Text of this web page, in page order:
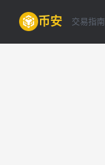
币安 交易指南